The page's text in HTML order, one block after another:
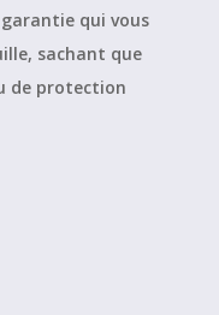
garantie qui vous
sachant que
de protection